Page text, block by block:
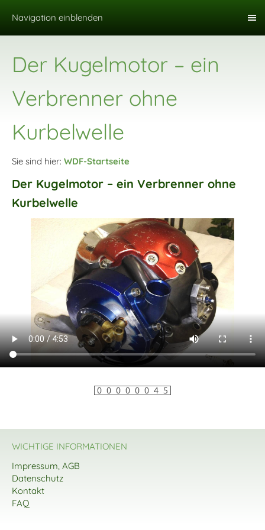
Navigation einblenden
Der Kugelmotor – ein
Verbrenner ohne
Kurbelwelle
Sie sind hier: WDF-Startseite
Der Kugelmotor – ein Verbrenner ohne
Kurbelwelle
WICHTIGE INFORMATIONEN
Impressum, AGB
Datenschutz
Kontakt
FAQ